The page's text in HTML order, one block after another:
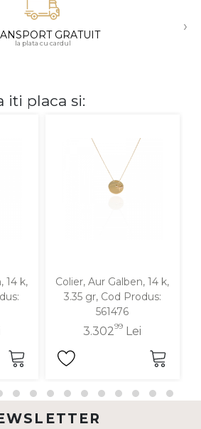
GRATUIT
la plata cu cardul
›
iti placa si:
14 k,
Colier, Aur Galben, 14 k,
3.35 gr, Cod Produs:
561476
3.30299 Lei